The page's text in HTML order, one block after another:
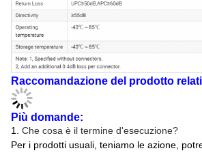
Raccomandazione del prodotto
Più domande:
1. Che cosa è il termine d'esecuzione?
Per i prodotti usuali, teniamo le azione,